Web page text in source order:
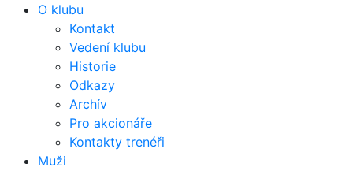
O klubu
Kontakt
Vedení klubu
Historie
Odkazy
Archív
Pro akcionáře
Kontakty trenéři
Muži